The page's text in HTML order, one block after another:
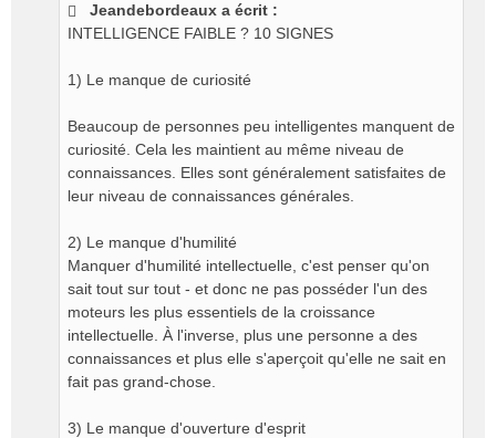
Jeandebordeaux a écrit :
INTELLIGENCE FAIBLE ? 10 SIGNES
1) Le manque de curiosité
Beaucoup de personnes peu intelligentes manquent de
curiosité. Cela les maintient au même niveau de
connaissances. Elles sont généralement satisfaites de
leur niveau de connaissances générales.
2) Le manque d'humilité
Manquer d'humilité intellectuelle, c'est penser qu'on
sait tout sur tout - et donc ne pas posséder l'un des
moteurs les plus essentiels de la croissance
intellectuelle. À l'inverse, plus une personne a des
connaissances et plus elle s'aperçoit qu'elle ne sait en
fait pas grand-chose.
3) Le manque d'ouverture d'esprit